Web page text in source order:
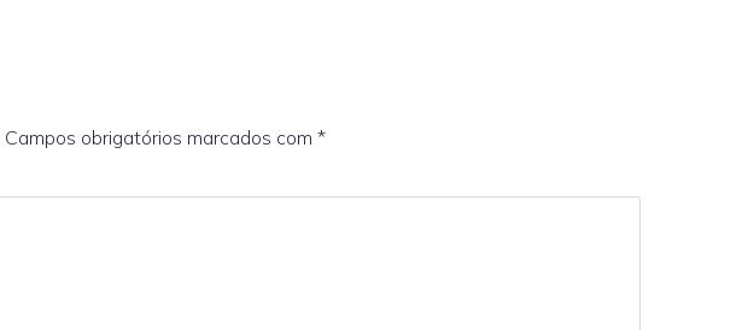
Campos obrigatórios marcados com *